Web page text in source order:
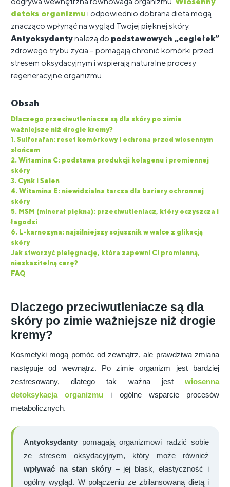
detoks organizmu i odpowiednio dobrana dieta mogą
znacząco wpłynąć na wygląd Twojej pięknej skóry.
Antyoksydantynależą do podstawowych „cegiełek”
zdrowego trybu życia – pomagają chronić komórki przed
stresem oksydacyjnym i wspierają naturalne procesy
regeneracyjne organizmu.
Obsah
Dlaczego przeciwutleniacze są dla skóry po zimie
ważniejsze niż drogie kremy?
1. Sulforafan: reset komórkowy i ochrona przed wiosennym
słońcem
2. Witamina C: podstawa produkcji kolagenu i promiennej
skóry
3. Cynk i Selen
4. Witamina E: niewidzialna tarcza dla bariery ochronnej
skóry
5. MSM (minerał piękna): przeciwutleniacz, który oczyszcza i
łagodzi
6. L-karnozyna: najsilniejszy sojusznik w walce z glikacją
skóry
Jak stworzyć pielęgnację, która zapewni Ci promienną,
nieskazitelną cerę?
FAQ
Dlaczego przeciwutleniacze są dla
skóry po zimie ważniejsze niż drogie
kremy?
Kosmetyki mogą pomóc od zewnątrz, ale prawdziwa zmiana
następuje od wewnątrz. Po zimie organizm jest bardziej
zestresowany, dlatego tak ważna jest wiosenna
detoksykacja organizmu
i ogólne wsparcie procesów
metabolicznych.
Antyoksydanty pomagają organizmowi radzić sobie
ze stresem oksydacyjnym, który może również
wpływać na stan skóry –jej blask, elastyczność i
ogólny wygląd. W połączeniu ze zbilansowaną dietą i